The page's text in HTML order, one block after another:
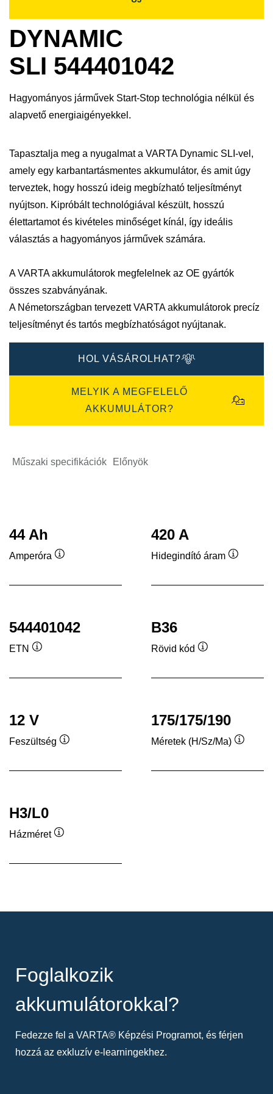
DYNAMIC
SLI 544401042
Hagyományos járművek Start-Stop technológia nélkül és
alapvető energiaigényekkel.
Tapasztalja meg a nyugalmat a VARTA Dynamic SLI-vel,
amely egy karbantartásmentes akkumulátor, és amit úgy
terveztek, hogy hosszú ideig megbízható teljesítményt
nyújtson. Kipróbált technológiával készült, hosszú
élettartamot és kivételes minőséget kínál, így ideális
választás a hagyományos járművek számára.
A VARTA akkumulátorok megfelelnek az OE gyártók
összes szabványának.
A Németországban tervezett VARTA akkumulátorok precíz
teljesítményt és tartós megbízhatóságot nyújtanak.
HOL VÁSÁROLHAT?
MELYIK A MEGFELELŐ
AKKUMULÁTOR?
Műszaki specifikációk Előnyök
44 Ah
Amperóra
420 A
Hidegindító áram
544401042
ETN
B36
Rövid kód
12 V
Feszültség
175/175/190
Méretek (H/Sz/Ma)
H3/L0
Házméret
Foglalkozik
akkumulátorokkal?
Fedezze fel a VARTA® Képzési Programot, és férjen
hozzá az exkluzív e-learningekhez.